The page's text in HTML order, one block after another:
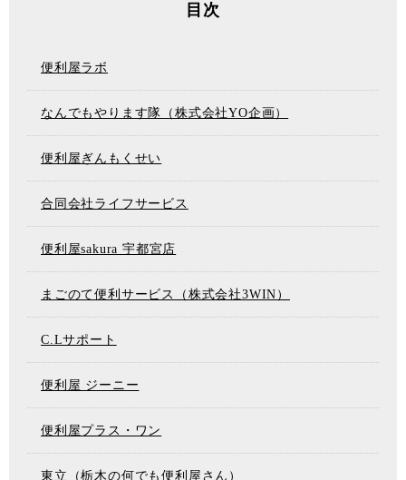
目次
便利屋ラボ
なんでもやります隊（株式会社YO企画）
便利屋ぎんもくせい
合同会社ライフサービス
便利屋sakura 宇都宮店
まごのて便利サービス（株式会社3WIN）
C.Lサポート
便利屋 ジーニー
便利屋プラス・ワン
東立（栃木の何でも便利屋さん）